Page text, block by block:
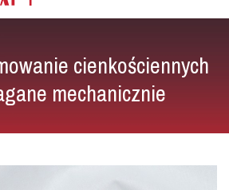
cienkościennych
mechanicznie